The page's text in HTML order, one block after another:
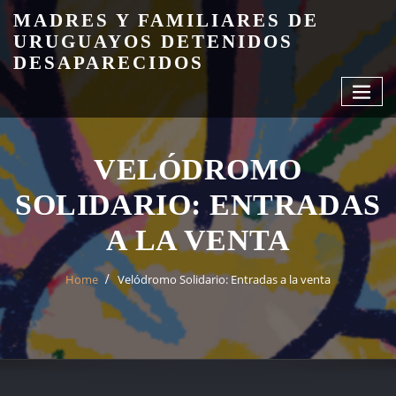
content
MADRES Y FAMILIARES DE
URUGUAYOS DETENIDOS
DESAPARECIDOS
VELÓDROMO
SOLIDARIO: ENTRADAS
A LA VENTA
Home Velódromo Solidario: Entradas a la venta